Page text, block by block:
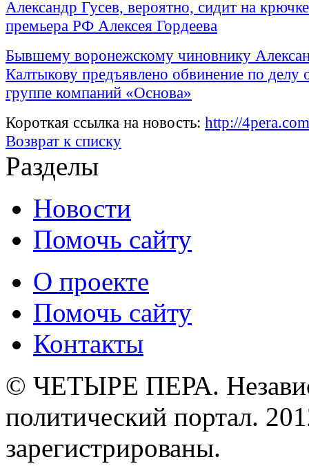
Александр Гусев, вероятно, сидит на
премьера РФ Алексея Гордеева
Бывшему воронежскому чиновнику
Калтыкову предъявлено обвинение по делу
группе компаний «Основа»
Короткая ссылка на новость: http://
Возврат к списку
Разделы
Новости
Помочь сайту
О проекте
Помочь сайту
Контакты
© ЧЕТЫРЕ ПЕРА.
политический портал.
зарегистрированы.